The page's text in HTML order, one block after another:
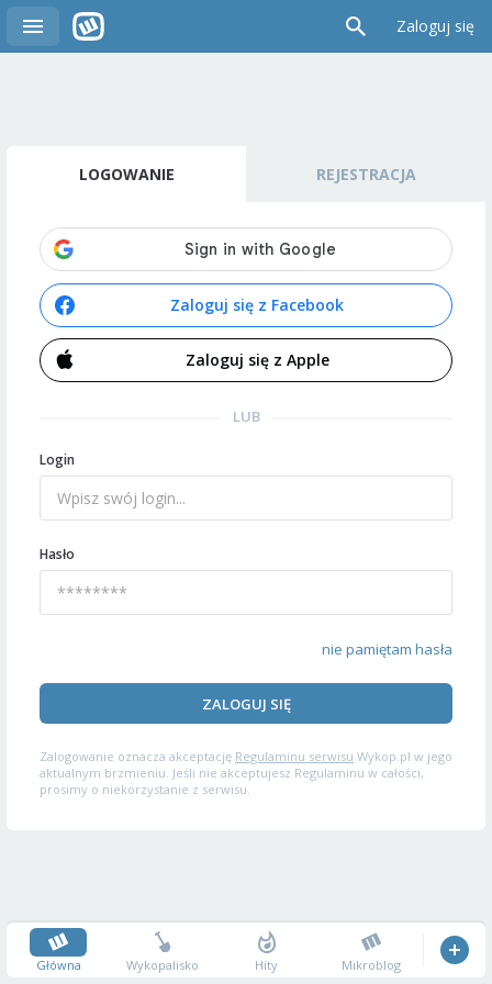
Zaloguj się
LOGOWANIE REJESTRACJA
Zaloguj się z Facebook
Zaloguj się z Apple
LUB
Login
Hasło
nie pamiętam hasła
ZALOGUJ SIĘ
Zalogowanie oznacza akceptację Regulaminu serwisu Wykop.pl w jego
aktualnym brzmieniu. Jeśli nie akceptujesz Regulaminu w całości,
prosimy o niekorzystanie z serwisu.
Główna Wykopalisko Hity Mikroblog